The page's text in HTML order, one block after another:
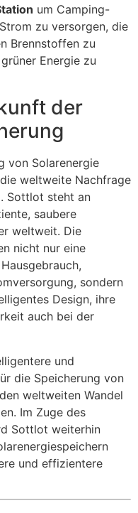
um Camping-
zu versorgen, die
Brennstoffen zu
Energie zu
der
von Solarenergie
weltweite Nachfrage
Sottlot steht an
saubere
weltweit. Die
nicht nur eine
sondern
Design, ihre
auch bei der
und
die Speicherung von
weltweiten Wandel
Im Zuge des
Sottlot weiterhin
und effizientere